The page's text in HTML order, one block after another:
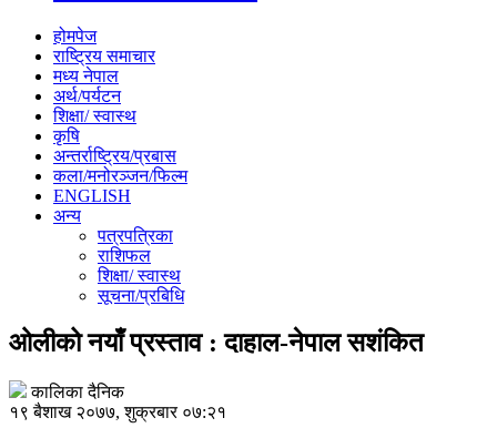
होमपेज
राष्ट्रिय समाचार
मध्य नेपाल
अर्थ/पर्यटन
शिक्षा/ स्वास्थ
कृषि
अन्तर्राष्ट्रिय/प्रबास
कला/मनोरञ्जन/फिल्म
ENGLISH
अन्य
पत्रपत्रिका
राशिफल
शिक्षा/ स्वास्थ
सूचना/प्रबिधि
ओलीको नयाँ प्रस्ताव : दाहाल-नेपाल सशंकित
कालिका दैनिक
१९ बैशाख २०७७, शुक्रबार ०७:२१